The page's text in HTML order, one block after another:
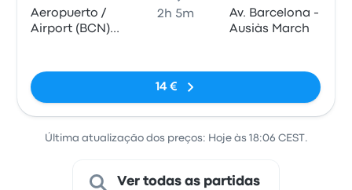
Aeropuerto /
Airport (BCN)
2h 5m
Av. Barcelona -
Ausiàs March
14 €
Última atualização dos preços: Hoje às 18:06 CEST.
Ver todas as partidas